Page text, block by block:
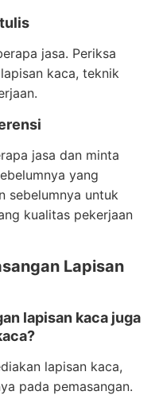
jasa. Periksa
kaca, teknik
jasa dan minta
yang
sebelumnya untuk
kualitas pekerjaan
Lapisan
lapisan kaca juga
lapisan kaca,
pada pemasangan.